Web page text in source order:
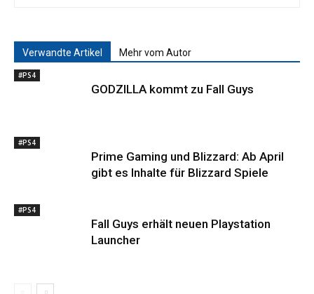
Verwandte Artikel Mehr vom Autor
#PS4
GODZILLA kommt zu Fall Guys
#PS4
Prime Gaming und Blizzard: Ab April
gibt es Inhalte für Blizzard Spiele
#PS4
Fall Guys erhält neuen Playstation
Launcher